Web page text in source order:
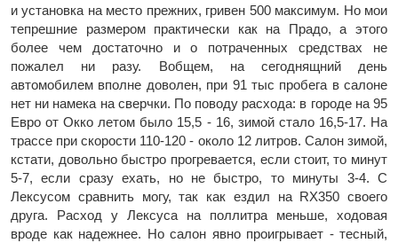
и установка на место прежних, гривен 500 максимум. Но мои
тепрешние размером практически как на Прадо, а этого
более чем достаточно и о потраченных средствах не
пожалел ни разу. Вобщем, на сегоднящний день
автомобилем вполне доволен, при 91 тыс пробега в салоне
нет ни намека на сверчки. По поводу расхода: в городе на 95
Евро от Окко летом было 15,5 - 16, зимой стало 16,5-17. На
трассе при скорости 110-120 - около 12 литров. Салон зимой,
кстати, довольно быстро прогревается, если стоит, то минут
5-7, если сразу ехать, но не быстро, то минуты 3-4. С
Лексусом сравнить могу, так как ездил на RX350 своего
друга. Расход у Лексуса на поллитра меньше, ходовая
вроде как надежнее. Но салон явно проигрывает - тесный,